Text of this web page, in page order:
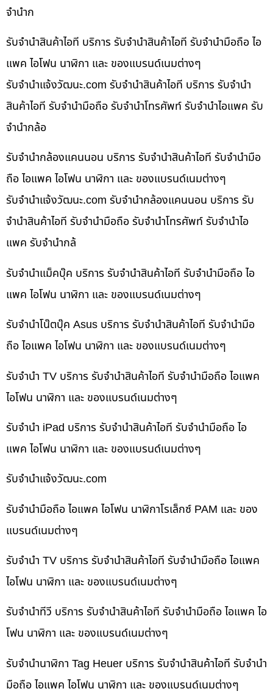
จำนำก
รับจำนำสินค้าไอที บริการ รับจำนำสินค้าไอที รับจำนำมือถือ ไอ
แพค ไอโฟน นาฬิกา และ ของแบรนด์เนมต่างๆ
รับจํานําแจ้งวัฒนะ.com รับจำนำสินค้าไอที บริการ รับจำนำ
สินค้าไอที รับจำนำมือถือ รับจำนำโทรศัพท์ รับจำนำไอแพค รับ
จำนำกล้อ
รับจำนำกล้องแคนนอน บริการ รับจำนำสินค้าไอที รับจำนำมือ
ถือ ไอแพค ไอโฟน นาฬิกา และ ของแบรนด์เนมต่างๆ
รับจํานําแจ้งวัฒนะ.com รับจำนำกล้องแคนนอน บริการ รับ
จำนำสินค้าไอที รับจำนำมือถือ รับจำนำโทรศัพท์ รับจำนำไอ
แพค รับจำนำกล้
รับจำนำแม็คบุ๊ค บริการ รับจำนำสินค้าไอที รับจำนำมือถือ ไอ
แพค ไอโฟน นาฬิกา และ ของแบรนด์เนมต่างๆ
รับจำนำโน๊ตบุ๊ค Asus บริการ รับจำนำสินค้าไอที รับจำนำมือ
ถือ ไอแพค ไอโฟน นาฬิกา และ ของแบรนด์เนมต่างๆ
รับจำนำ TV บริการ รับจำนำสินค้าไอที รับจำนำมือถือ ไอแพค
ไอโฟน นาฬิกา และ ของแบรนด์เนมต่างๆ
รับจำนำ iPad บริการ รับจำนำสินค้าไอที รับจำนำมือถือ ไอ
แพค ไอโฟน นาฬิกา และ ของแบรนด์เนมต่างๆ
รับจํานําแจ้งวัฒนะ.com
รับจำนำมือถือ ไอแพค ไอโฟน นาฬิกาโรเล็กซ์ PAM และ ของ
แบรนด์เนมต่างๆ
รับจำนำ TV บริการ รับจำนำสินค้าไอที รับจำนำมือถือ ไอแพค
ไอโฟน นาฬิกา และ ของแบรนด์เนมต่างๆ
รับจำนำทีวี บริการ รับจำนำสินค้าไอที รับจำนำมือถือ ไอแพค ไอ
โฟน นาฬิกา และ ของแบรนด์เนมต่างๆ
รับจำนำนาฬิกา Tag Heuer บริการ รับจำนำสินค้าไอที รับจำนำ
มือถือ ไอแพค ไอโฟน นาฬิกา และ ของแบรนด์เนมต่างๆ